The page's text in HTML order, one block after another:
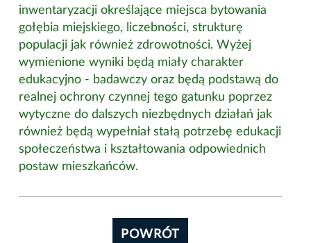
inwentaryzacji określające miejsca bytowania
gołębia miejskiego, liczebności, strukturę
populacji jak również zdrowotności. Wyżej
wymienione wyniki będą miały charakter
edukacyjno - badawczy oraz będą podstawą do
realnej ochrony czynnej tego gatunku poprzez
wytyczne do dalszych niezbędnych działań jak
również będą wypełniał stałą potrzebę edukacji
społeczeństwa i kształtowania odpowiednich
postaw mieszkańców.
POWRÓT